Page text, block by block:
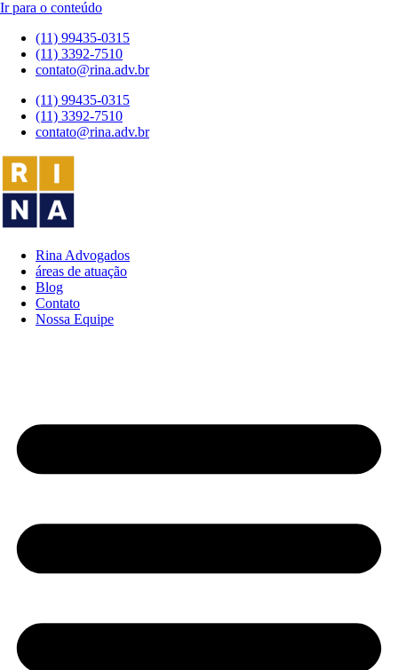
Ir para o conteúdo
(11) 99435-0315
(11) 3392-7510
contato@rina.adv.br
(11) 99435-0315
(11) 3392-7510
contato@rina.adv.br
Rina Advogados
áreas de atuação
Blog
Contato
Nossa Equipe